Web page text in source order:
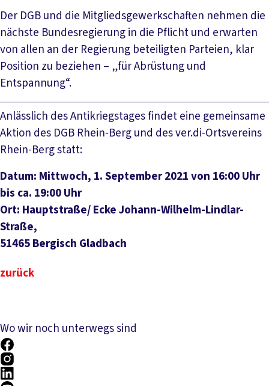
Der DGB und die Mitgliedsgewerkschaften nehmen die
nächste Bundesregierung in die Pflicht und erwarten
von allen an der Regierung beteiligten Parteien, klar
Position zu beziehen – „für Abrüstung und
Entspannung“.
Anlässlich des Antikriegstages findet eine gemeinsame
Aktion des DGB Rhein-Berg und des ver.di-Ortsvereins
Rhein-Berg statt:
Datum: Mittwoch, 1. September 2021 von 16:00 Uhr
bis ca. 19:00 Uhr
Ort: Hauptstraße/ Ecke Johann-Wilhelm-Lindlar-
Straße,
51465 Bergisch Gladbach
zurück
Wo wir noch unterwegs sind